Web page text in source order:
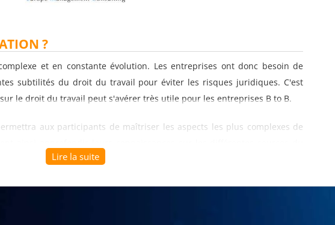
?
et en constante évolution. Les entreprises ont donc besoin de
subtilités du droit du travail pour éviter les risques juridiques. C'est
le droit du travail peut s'avérer très utile pour les entreprises B to B.
aux participants de maîtriser les aspects les plus complexes de
en matière de durée du travail, de rémunération, de sécurité et
Lire la suite